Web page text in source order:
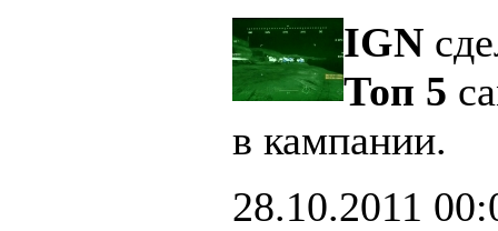
IGN
Топ 5
в кампании.
28.10.2011